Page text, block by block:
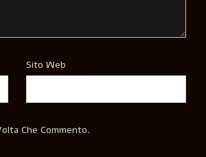
Sito Web
Che Commento.